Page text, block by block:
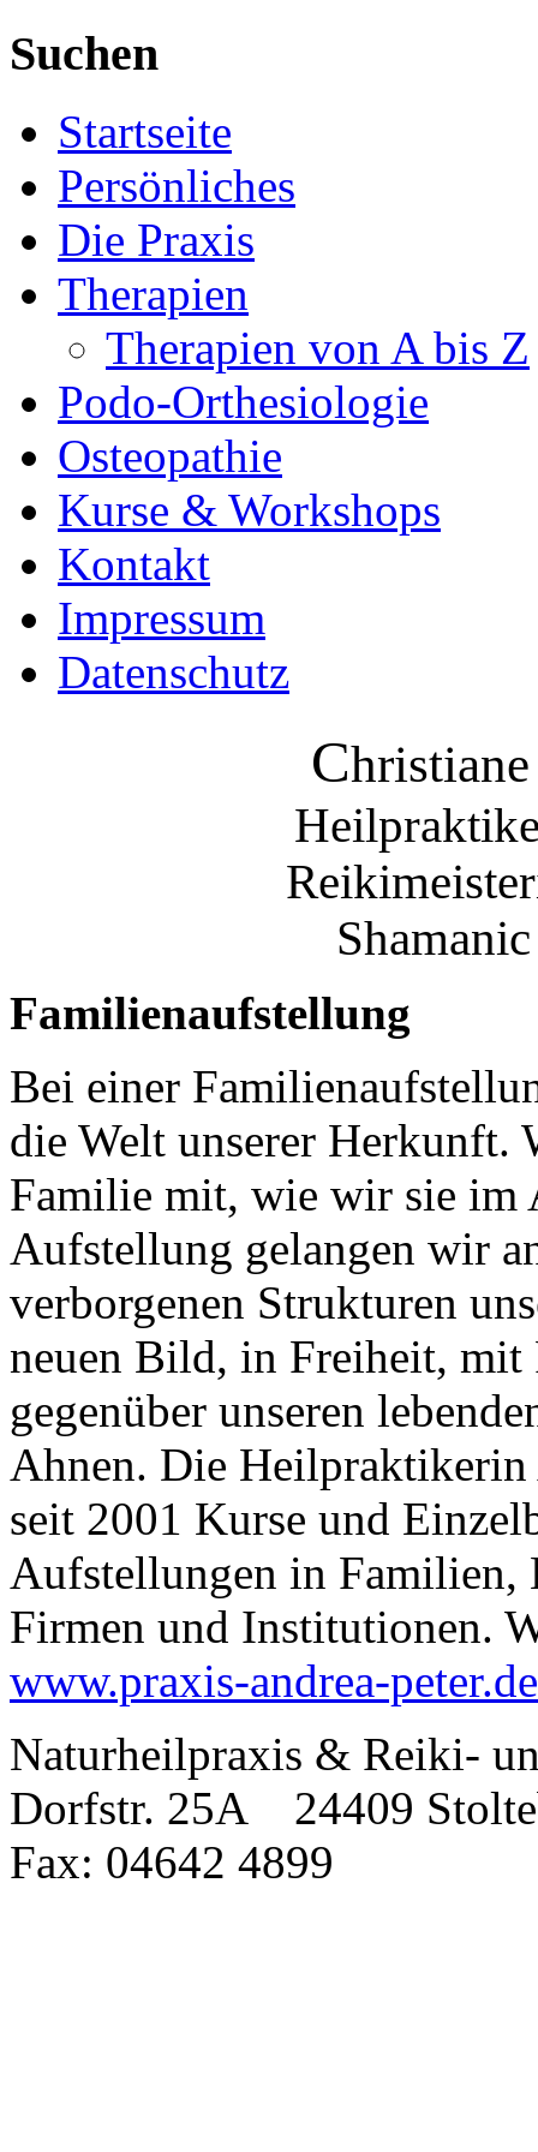
Suchen
Startseite
Persönliches
Die Praxis
Therapien
Therapien von A bis Z
Podo-Orthesiologie
Osteopathie
Kurse & Workshops
Kontakt
Impressum
Datenschutz
C
Familienaufstellung
Bei einer
die Welt unserer Herkunft.
Familie mit, wie wir sie im
Aufstellung gelangen wir
verborgenen Strukturen
neuen Bild, in Freiheit, mit
gegenüber unseren
Ahnen. Die Heilpraktikerin
seit 2001 Kurse und
Aufstellungen in Familien,
Firmen und Institutionen.
www.praxis-andrea-peter.de
Naturheilpraxis & Reiki-
Dorfstr. 25A 24409
Fax: 04642 4899